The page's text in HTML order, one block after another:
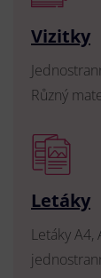
Vizitky
Různý
Letáky
Letáky